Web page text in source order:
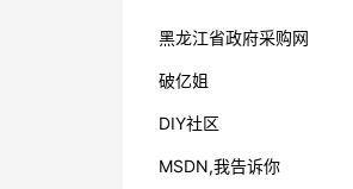
黑龙江省政府采购网
破亿姐
DIY社区
MSDN,我告诉你